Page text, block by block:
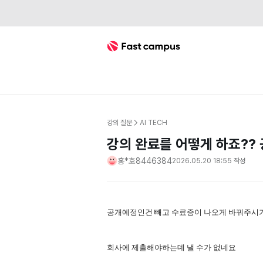
Fast Campus
강의 질문 AI TECH
강의 완료를 어떻게 하죠??
홍*호84463842026.05.20 18:55 작성
공개예정인건 빼고 수료증이 나오게 바꿔주
회사에 제출해야하는데 낼 수가 없네요